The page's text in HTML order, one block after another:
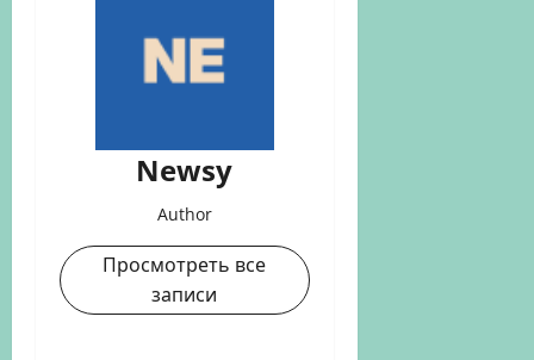
Newsy
Author
Просмотреть все
записи